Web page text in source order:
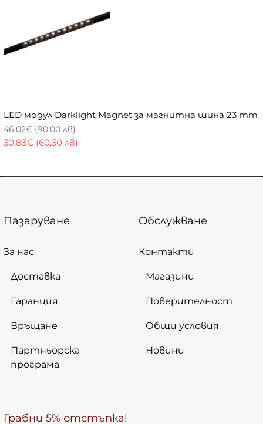
LED модул Darklight Magnet за магнитна шина 23 mm
30,83€ (60,30 лв)
46,02€ (90,00 лв)
Пазаруване
За нас
Доставка
Гаранция
Връщане
Партньорска
програма
Обслужване
Контакти
Магазини
Поверителност
Общи условия
Новини
Грабни 5% отстъпка!